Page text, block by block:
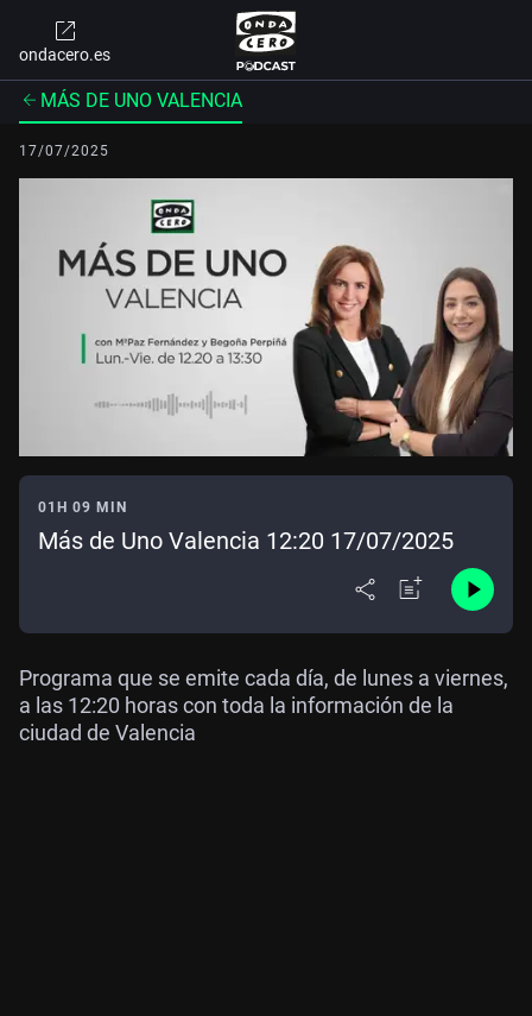
ondacero.es
MÁS DE UNO VALENCIA
17/07/2025
01H 09 MIN
Más de Uno Valencia 12:20 17/07/2025
Programa que se emite cada día, de lunes a viernes,
a las 12:20 horas con toda la información de la
ciudad de Valencia